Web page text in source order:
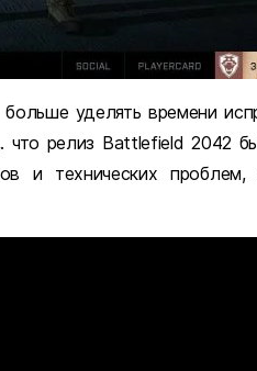
уделять времени
релиз Battlefield 2042
и технических проблем,